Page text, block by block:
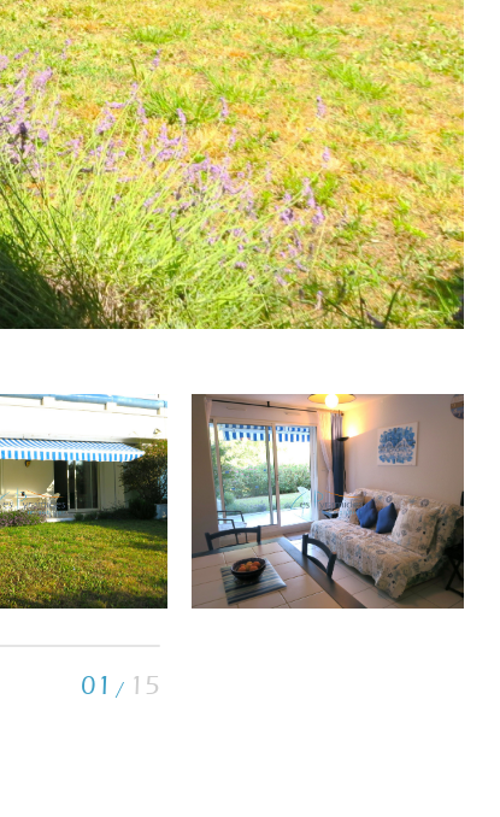
01 / 15